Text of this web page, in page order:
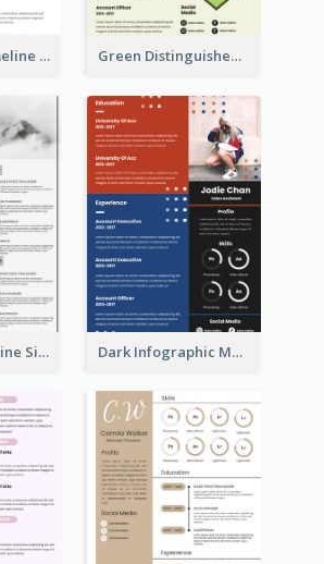
Minimalist Timeline Medical Student Resume Green Distinguished Resume
Creative Timeline Simple Resume Dark Infographic Marketing Assistant Resume